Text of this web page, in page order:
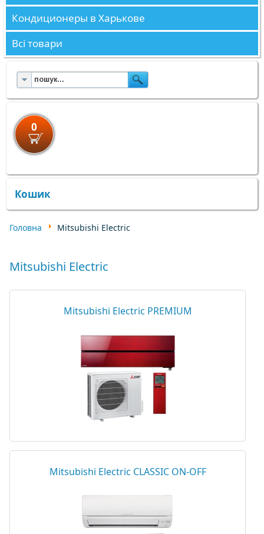
Кондиционеры в Харькове
Всі товари
0
×
×
Кошик
Головна Mitsubishi Electric
Mitsubishi Electric
Mitsubishi Electric PREMIUM
Mitsubishi Electric CLASSIC ON-OFF